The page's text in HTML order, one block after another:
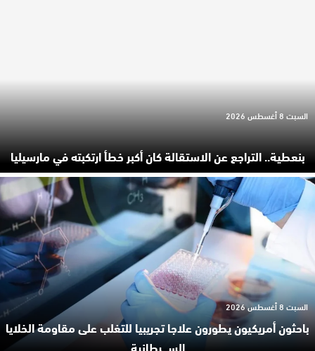
بنعطية.. التراجع عن الاستقالة كان أكبر خطأ ارتكبته في مارسيليا
السبت 8 أغسطس 2026
باحثون أمريكيون يطورون علاجا تجريبيا للتغلب على مقاومة الخلايا
السـ.ـرطانية
السبت 8 أغسطس 2026